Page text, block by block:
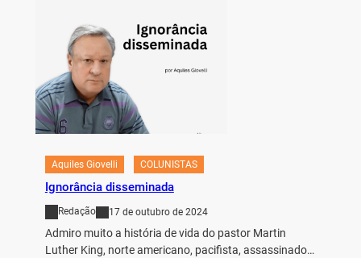
Aquiles Giovelli COLUNISTAS
Ignorância disseminada
Redação 17 de outubro de 2024
Admiro muito a história de vida do pastor Martin
Luther King, norte americano, pacifista, assassinado…